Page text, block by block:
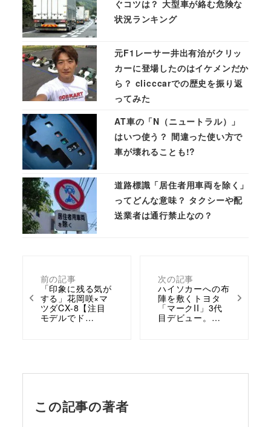
前の記事
「印象に残る気が
する」花岡咲×マ
ツダCX-8【注目
モデルでド…
次の記事
ハイソカーへの布
陣を敷くトヨタ
「マークII」3代
目デビュー。…
ぐコツは？ 大型車が絡む危険な
状況ランキング
元F1レーサー井出有治がクリッ
カーに登場したのはイケメンだか
ら？ clicccarでの歴史を振り返
ってみた
AT車の「N（ニュートラル）」
はいつ使う？ 間違った使い方で
車が壊れることも!?
道路標識「居住者用車両を除く」
ってどんな意味？ タクシーや配
送業者は通行禁止なの？
この記事の著者